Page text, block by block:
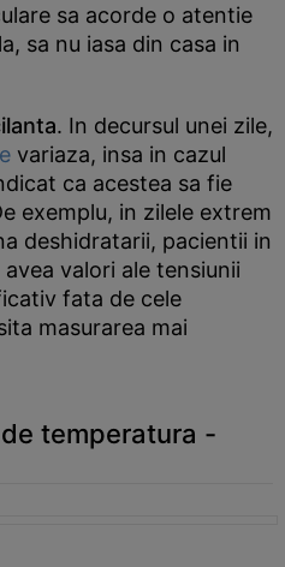
sa acorde o atentie
sa nu iasa din casa in
. In decursul unei zile,
variaza, insa in cazul
ca acestea sa fie
exemplu, in zilele extrem
deshidratarii, pacientii in
valori ale tensiunii
fata de cele
masurarea mai
temperatura -